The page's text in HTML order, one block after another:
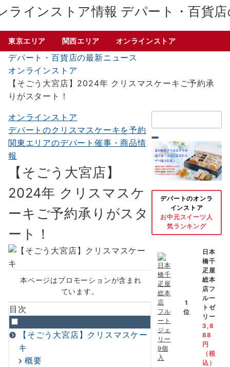
デパート・百貨
東京エリア 関西エリア オンラインストア
デパート・百貨店の最新ニュース
オンラインストア
【そごう大宮店】2024年 クリスマスケーキご予約承
りがスタート！
オンラインストア
デパートのクリスマスケーキを予約
関東エリアのデパート催事・商品情
報
【そごう大宮店】
2024年 クリスマスケ
ーキご予約承りがスタ
ート！
本ページはプロモーションが含まれ
ています。
目次
【そごう大宮店】クリスマスケー
キ
概要
索：
デパートのオンラ
インストア
お中元スイーツ人
気ランキング
1
位
日本
橋千
疋屋
総本
店フ
ルー
トゼ
リー
3,8
88
円
（税
込）